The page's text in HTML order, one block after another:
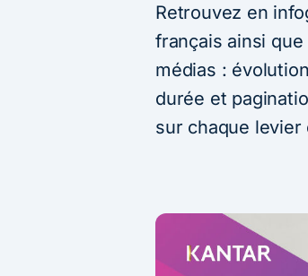
Retrouvez en
français ainsi
médias :
durée et
sur chaque levier